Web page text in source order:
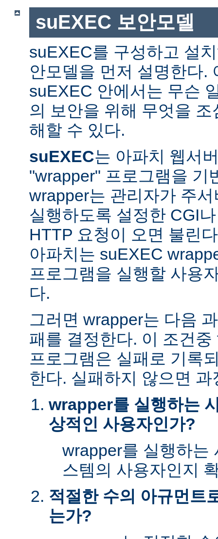
suEXEC 보안모델
suEXEC를 구성하고 설
안모델을 먼저 설명한다.
suEXEC 안에서는 무슨
의 보안을 위해 무엇을
해할 수 있다.
suEXEC는 아파치 웹서
"wrapper" 프로그램을 기
wrapper는 관리자가 주
실행하도록 설정한 CGI
HTTP 요청이 오면 불린
아파치는 suEXEC
프로그램을 실행할 사용
다.
그러면 wrapper는 다음
패를 결정한다. 이 조건
프로그램은 실패로 기록
한다. 실패하지 않으면
wrapper를 실행하는
상적인 사용자인가?
wrapper를 실행하는
스템의 사용자인지
적절한 수의 아규먼트
는가?